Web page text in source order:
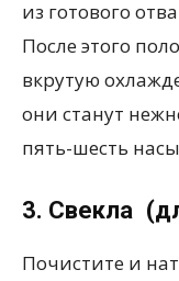
из готового
После этого
вкрутую
они станут
пять-шесть
3. Свекла (
Почистите и